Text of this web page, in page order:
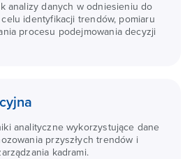
analizy danych w odniesieniu do
identyfikacji trendów, pomiaru
procesu podejmowania decyzji
analityczne wykorzystujące dane
przyszłych trendów i
kadrami.